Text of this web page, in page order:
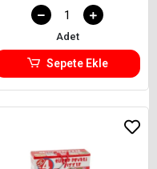
Adet
Sepete Ekle